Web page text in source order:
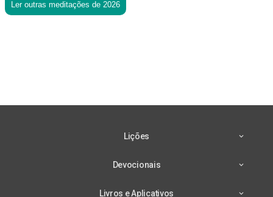
Ler outras meditações de 2026
Lições
Devocionais
Livros e Aplicativos